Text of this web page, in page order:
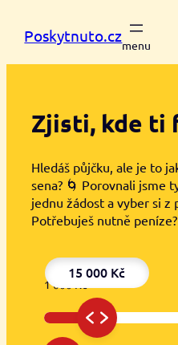
Poskytnuto.cz
Zjisti, kde ti
Hledáš půjčku, ale je to
sena? 🌀 Porovnali jsme
jednu žádost a vyber si z
Potřebuješ nutně
15 000 Kč
1 000 Kč